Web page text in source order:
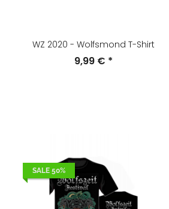
WZ 2020 - Wolfsmond T-Shirt
9,99 € *
SALE 50%